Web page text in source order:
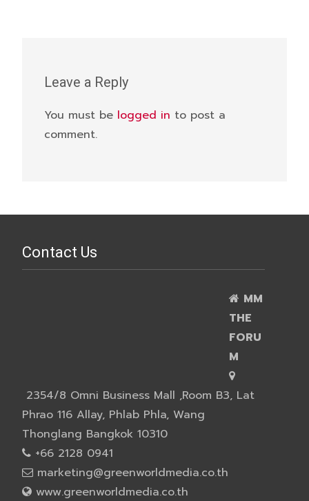
Leave a Reply
You must be logged in to post a
comment.
Contact Us
MM
THE
FORU
M
2354/8 Omni Business Mall ,Room B3, Lat
Phrao 116 Allay, Phlab Phla, Wang
Thonglang Bangkok 10310
+66 2128 0941
marketing@greenworldmedia.co.th
www.greenworldmedia.co.th